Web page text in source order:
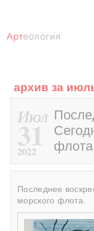
архив за
Июл
31
2022
Последнее
морского флота.